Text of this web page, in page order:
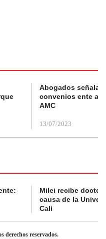
Abogados
convenios ente
AMC
13/07/2023
Milei recibe
causa de la
Cali
derechos reservados.